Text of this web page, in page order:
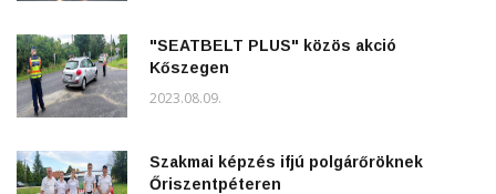
"SEATBELT PLUS" közös akció
Kőszegen
2023.08.09.
Szakmai képzés ifjú polgárőröknek
Őriszentpéteren